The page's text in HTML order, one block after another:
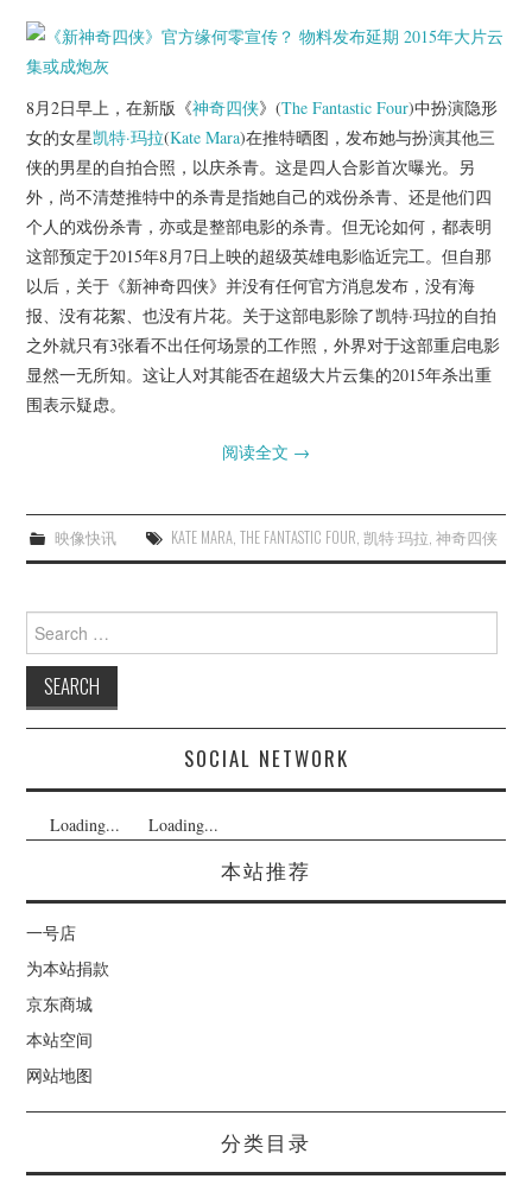
8月2日早上，在新版《神奇四侠》(The Fantastic Four)中扮演隐形
女的女星凯特·玛拉(Kate Mara)在推特晒图，发布她与扮演其他三
侠的男星的自拍合照，以庆杀青。这是四人合影首次曝光。另
外，尚不清楚推特中的杀青是指她自己的戏份杀青、还是他们四
个人的戏份杀青，亦或是整部电影的杀青。但无论如何，都表明
这部预定于2015年8月7日上映的超级英雄电影临近完工。但自那
以后，关于《新神奇四侠》并没有任何官方消息发布，没有海
报、没有花絮、也没有片花。关于这部电影除了凯特·玛拉的自拍
之外就只有3张看不出任何场景的工作照，外界对于这部重启电影
显然一无所知。这让人对其能否在超级大片云集的2015年杀出重
围表示疑虑。
阅读全文 →
映像快讯 KATE MARA, THE FANTASTIC FOUR, 凯特·玛拉, 神奇四侠
Search
for:
SOCIAL NETWORK
Loading... Loading...
本站推荐
一号店
为本站捐款
京东商城
本站空间
网站地图
分类目录